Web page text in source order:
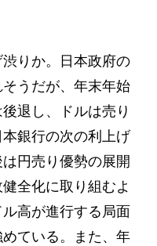
りか。日本政府の
うだが、年末年始
退し、ドルは売り
銀行の次の利上げ
円売り優勢の展開
全化に取り組むよ
高が進行する局面
ている。また、年